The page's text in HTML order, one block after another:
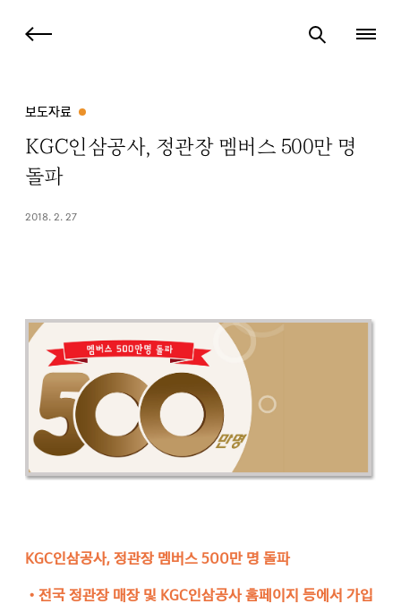
보도자료
KGC인삼공사, 정관장 멤버스 500만 명
돌파
2018. 2. 27
KGC인삼공사, 정관장 멤버스 500만 명 돌파
• 전국 정관장 매장 및 KGC인삼공사 홈페이지 등에서 가입